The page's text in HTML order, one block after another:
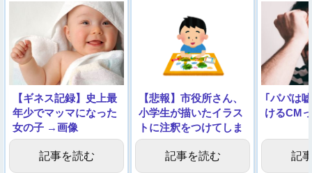
【ギネス記録】史上最
年少でマッマになった
女の子 →画像
記事を読む
【悲報】市役所さん、
小学生が描いたイラス
トに注釈をつけてしま
う【画像】
記事を読む
｢パパは
けるCM
記